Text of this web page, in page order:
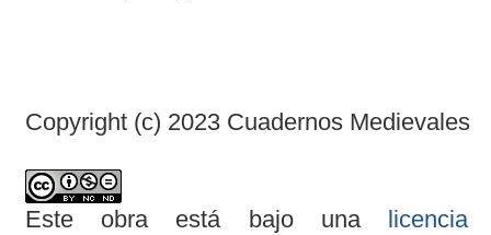
Copyright (c) 2023 Cuadernos Medievales
Este obra está bajo una licencia